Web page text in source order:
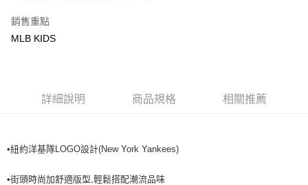
運送方式
全家取貨<不支援離島取退>
7-11取貨付款<未取貨列黑名單/不支援離島取退>
銷售重點
MLB KIDS
詳細說明 商品規格 相關推薦
•紐約洋基隊LOGO設計(New York Yankees)
•街頭時尚加舒適版型,輕鬆搭配潮流品味